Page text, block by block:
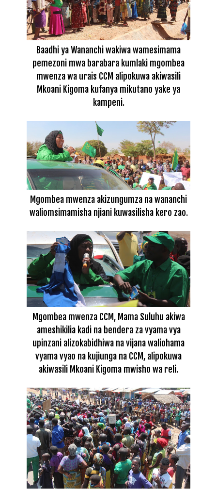
Baadhi ya Wananchi wakiwa wamesimama
pemezoni mwa barabara kumlaki mgombea
mwenza wa urais CCM alipokuwa akiwasili
Mkoani Kigoma kufanya mikutano yake ya
kampeni.
Mgombea mwenza akizungumza na wananchi
waliomsimamisha njiani kuwasilisha kero zao.
Mgombea mwenza CCM, Mama Suluhu akiwa
ameshikilia kadi na bendera za vyama vya
upinzani alizokabidhiwa na vijana waliohama
vyama vyao na kujiunga na CCM, alipokuwa
akiwasili Mkoani Kigoma mwisho wa reli.